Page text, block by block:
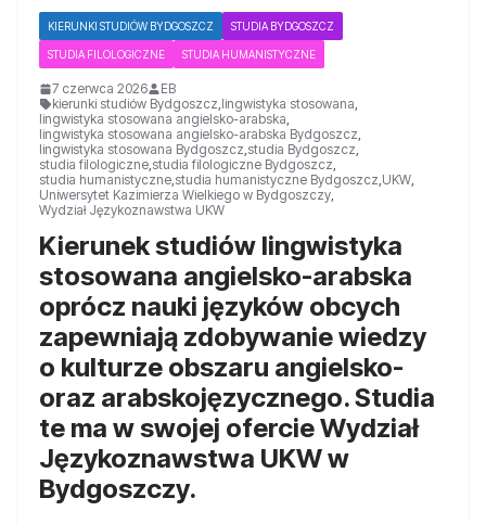
KIERUNKI STUDIÓW BYDGOSZCZ STUDIA BYDGOSZCZ
STUDIA FILOLOGICZNE STUDIA HUMANISTYCZNE
7 czerwca 2026
EB
kierunki studiów Bydgoszcz,lingwistyka stosowana,
lingwistyka stosowana angielsko-arabska,
lingwistyka stosowana angielsko-arabska Bydgoszcz,
lingwistyka stosowana Bydgoszcz,studia Bydgoszcz,
studia filologiczne,studia filologiczne Bydgoszcz,
studia humanistyczne,studia humanistyczne Bydgoszcz,UKW,
Uniwersytet Kazimierza Wielkiego w Bydgoszczy,
Wydział Językoznawstwa UKW
Kierunek studiów lingwistyka
stosowana angielsko-arabska
oprócz nauki języków obcych
zapewniają zdobywanie wiedzy
o kulturze obszaru angielsko-
oraz arabskojęzycznego. Studia
te ma w swojej ofercie Wydział
Językoznawstwa UKW w
Bydgoszczy.